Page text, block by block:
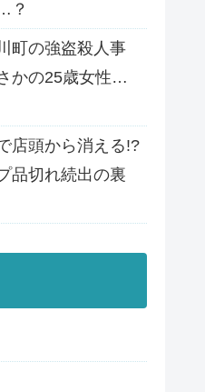
？
町の強盗殺人事
かの25歳女性…
店頭から消える!?
品切れ続出の裏